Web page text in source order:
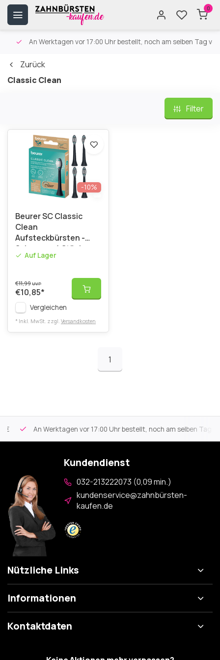
0
An Werktagen vor 17:00 Uhr bestellt, noch am selben Tag
Zurück
Classic Clean
Filter
-10%
Beurer SC Classic
Clean
Aufsteckbürsten -
Schwarz - 4 Stück
Auf Lager
€11,99UVP
€10,85*
Vergleichen
* Inkl. MwSt. zzgl. Versandkosten
1
An Werktagen vor 17:00 Uhr bestellt, noch am selben Tag
Kundendienst
032-213222073 (0,09 min.)
kundenservice@zahnbürsten-
kaufen.de
Nützliche Links
Informationen
Kontaktdaten